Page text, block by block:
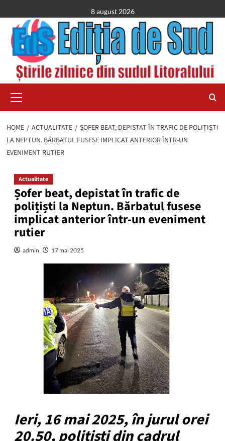
to
content
8 august 2026
Menu
HOME ACTUALITATE
ȘOFER BEAT, DEPISTAT ÎN TRAFIC DE POLIȚIȘTI
LA NEPTUN. BĂRBATUL FUSESE IMPLICAT ANTERIOR ÎNTR-UN
EVENIMENT RUTIER
Actualitate
Șofer beat, depistat în trafic de
polițiști la Neptun. Bărbatul fusese
implicat anterior într-un eveniment
rutier
admin 17 mai 2025
Ieri, 16 mai 2025, în jurul orei
20.50, polițiști din cadrul